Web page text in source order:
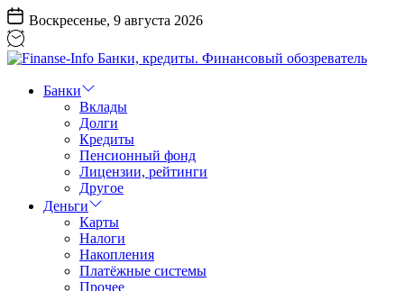
Перейти
к
содержанию
Воскресенье, 9 августа 2026
Info
Финансовый
обозреватель
Банки
Вклады
Долги
Кредиты
Пенсионный фонд
Лицензии, рейтинги
Другое
Деньги
Карты
Налоги
Накопления
Платёжные системы
Прочее